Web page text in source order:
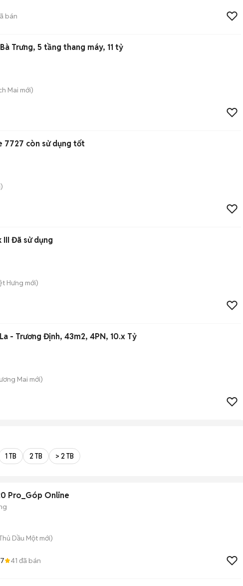
bán
Trưng, 5 tầng thang máy, 11 tỷ
Mai mới)
7727 còn sử dụng tốt
III Đã sử dụng
Hưng mới)
- Trương Định, 43m2, 4PN, 10.x Tỷ
Mai mới)
1 TB 2 TB > 2 TB
Pro_Góp Online
Dầu Một mới)
41 đã bán